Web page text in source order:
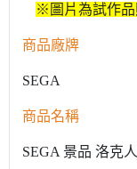
※圖片為試作
商品廠牌
SEGA
商品名稱
SEGA 景品 洛克